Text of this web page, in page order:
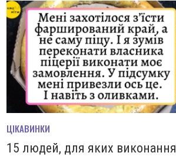
ЦІКАВИНКИ
15 людей, для яких виконання